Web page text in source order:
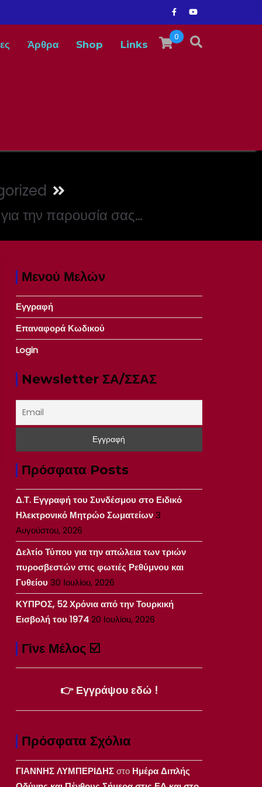
0
Άρθρα Shop Links
την παρουσία σας…
Μενού Μελών
Εγγραφή
Επαναφορά Κωδικού
Login
Newsletter ΣΑ/ΣΣΑΣ
Πρόσφατα Posts
Δ.Τ. Εγγραφή του Συνδέσμου στο Ειδικό
Ηλεκτρονικό Μητρώο Σωματείων3
Αυγούστου, 2026
Δελτίο Τύπου για την απώλεια των τριών
πυροσβεστών στις φωτιές Ρεθύμνου και
Γυθείου 30 Ιουλίου, 2026
ΚΥΠΡΟΣ, 52 Χρόνια από την Τουρκική
Εισβολή του 197420 Ιουλίου, 2026
Γίνε Μέλος ☑️
👉 Εγγράψου εδώ !
Πρόσφατα Σχόλια
ΓΙΑΝΝΗΣ ΛΥΜΠΕΡΙΔΗΣστο Ημέρα Διπλής